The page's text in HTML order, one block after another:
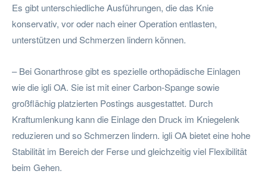
Es gibt unterschiedliche Ausführungen, die das Knie
konservativ, vor oder nach einer Operation entlasten,
unterstützen und Schmerzen lindern können.
– Bei Gonarthrose gibt es spezielle orthopädische Einlagen
wie die igli OA. Sie ist mit einer Carbon-Spange sowie
großflächig platzierten Postings ausgestattet. Durch
Kraftumlenkung kann die Einlage den Druck im Kniegelenk
reduzieren und so Schmerzen lindern. igli OA bietet eine hohe
Stabilität im Bereich der Ferse und gleichzeitig viel Flexibilität
beim Gehen.